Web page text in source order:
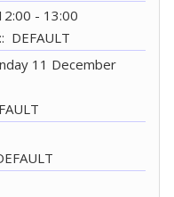
- 13:00
:: DEFAULT
11 December